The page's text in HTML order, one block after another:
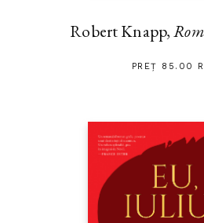
Robert Knapp,
PREȚ 85.00